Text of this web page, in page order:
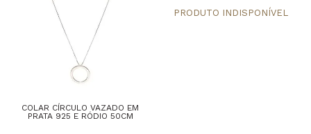
COLAR CÍRCULO VAZADO EM
PRATA 925 E RÓDIO 50CM